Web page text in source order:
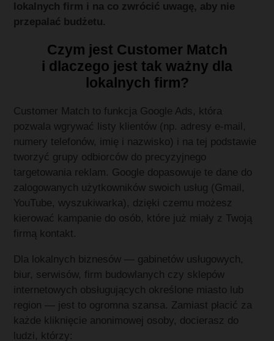
lokalnych firm i na co zwrócić uwagę, aby nie
przepalać budżetu.
Czym jest Customer Match
i dlaczego jest tak ważny dla
lokalnych firm?
Customer Match to funkcja Google Ads, która
pozwala wgrywać listy klientów (np. adresy e‑mail,
numery telefonów, imię i nazwisko) i na tej podstawie
tworzyć grupy odbiorców do precyzyjnego
targetowania reklam. Google dopasowuje te dane do
zalogowanych użytkowników swoich usług (Gmail,
YouTube, wyszukiwarka), dzięki czemu możesz
kierować kampanie do osób, które już miały z Twoją
firmą kontakt.
Dla lokalnych biznesów — gabinetów usługowych,
biur, serwisów, firm budowlanych czy sklepów
internetowych obsługujących określone miasto lub
region — jest to ogromna szansa. Zamiast płacić za
każde kliknięcie anonimowej osoby, docierasz do
ludzi, którzy: